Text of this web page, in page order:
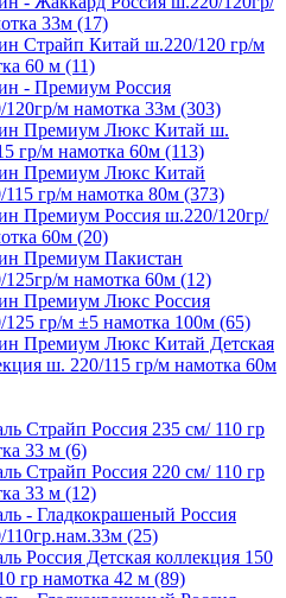
33м (17)
Страйп Китай ш.220/120 гр/м
60 м (11)
- Премиум Россия
м намотка 33м (303)
Премиум Люкс Китай ш.
гр/м намотка 60м (113)
Премиум Люкс Китай
гр/м намотка 80м (373)
Премиум Россия ш.220/120гр/
60м (20)
Премиум Пакистан
м намотка 60м (12)
Премиум Люкс Россия
гр/м ±5 намотка 100м (65)
Премиум Люкс Китай Детская
ш. 220/115 гр/м намотка 60м
Страйп Россия 235 см/ 110 гр
33 м (6)
Страйп Россия 220 см/ 110 гр
33 м (12)
- Гладкокрашеный Россия
(25)
Россия Детская коллекция 150
гр намотка 42 м (89)